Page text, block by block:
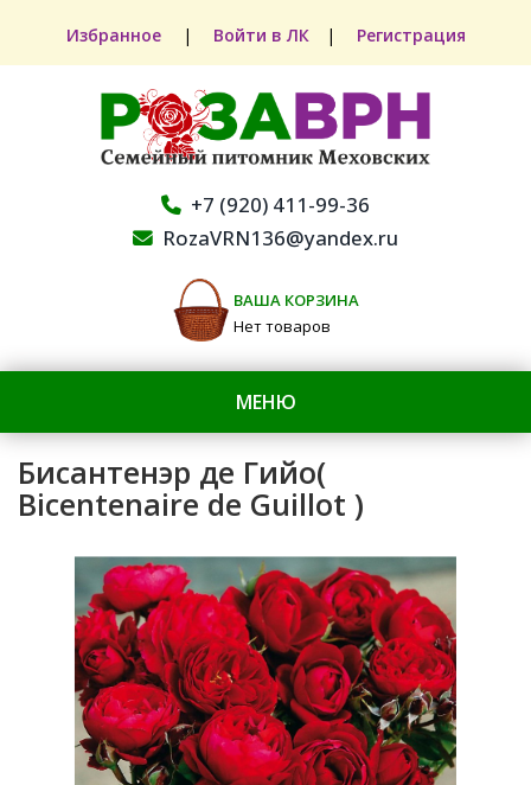
Избранное | Войти в ЛК | Регистрация
+7 (920) 411-99-36
RozaVRN136@yandex.ru
ВАША КОРЗИНА
Нет товаров
МЕНЮ
Бисантенэр де Гийо(
Bicentenaire de Guillot )